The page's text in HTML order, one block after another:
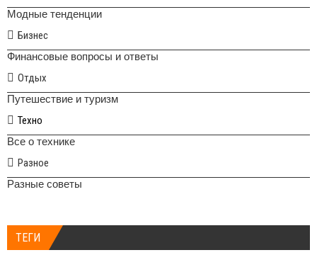
Модные тенденции
Бизнес
Финансовые вопросы и ответы
Отдых
Путешествие и туризм
Техно
Все о технике
Разное
Разные советы
ТЕГИ